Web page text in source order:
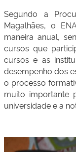
Segundo a
Magalhães, o
maneira anual,
cursos que
cursos e as
desempenho dos
o processo
muito importante
universidade e a